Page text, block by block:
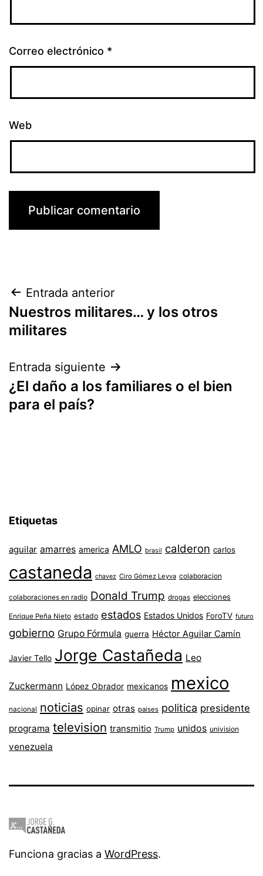
Correo electrónico *
Web
Navegación
de
Entrada anterior
Nuestros militares… y los otros
militares
Entrada siguiente
¿El daño a los familiares o el bien
para el país?
Etiquetas
aguilar amarres america AMLO brasil calderon carlos
castaneda chavez Ciro Gómez Leyva colaboracion
colaboraciones en radio Donald Trump drogas elecciones
Enrique Peña Nieto estado estados Estados Unidos ForoTV futuro
gobierno Grupo Fórmula guerra Héctor Aguilar Camín
Javier Tello Jorge Castañeda Leo
Zuckermann López Obrador mexicanos mexico
nacional noticias opinar otras paises politica presidente
programa television transmitio Trump unidos univision
venezuela
Funciona gracias a WordPress.